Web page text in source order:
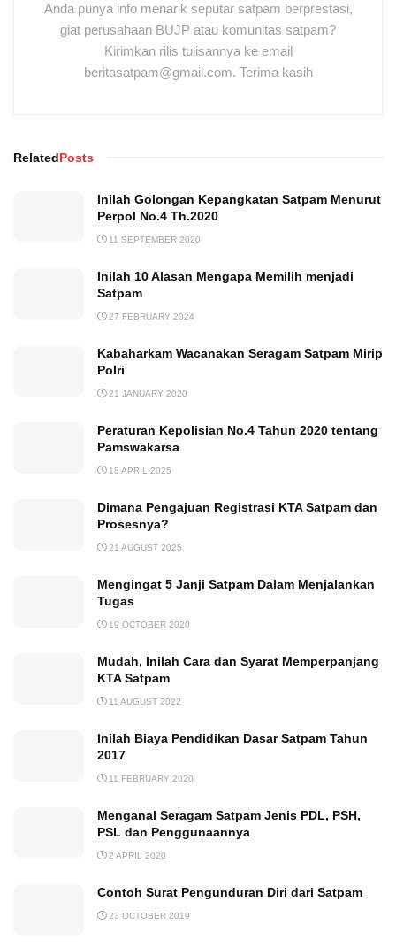
Anda punya info menarik seputar satpam berprestasi,
giat perusahaan BUJP atau komunitas satpam?
Kirimkan rilis tulisannya ke email
beritasatpam@gmail.com. Terima kasih
RelatedPosts
Inilah Golongan Kepangkatan Satpam Menurut
Perpol No.4 Th.2020
11 SEPTEMBER 2020
Inilah 10 Alasan Mengapa Memilih menjadi
Satpam
27 FEBRUARY 2024
Kabaharkam Wacanakan Seragam Satpam Mirip
Polri
21 JANUARY 2020
Peraturan Kepolisian No.4 Tahun 2020 tentang
Pamswakarsa
18 APRIL 2025
Dimana Pengajuan Registrasi KTA Satpam dan
Prosesnya?
21 AUGUST 2025
Mengingat 5 Janji Satpam Dalam Menjalankan
Tugas
19 OCTOBER 2020
Mudah, Inilah Cara dan Syarat Memperpanjang
KTA Satpam
11 AUGUST 2022
Inilah Biaya Pendidikan Dasar Satpam Tahun
2017
11 FEBRUARY 2020
Menganal Seragam Satpam Jenis PDL, PSH,
PSL dan Penggunaannya
2 APRIL 2020
Contoh Surat Pengunduran Diri dari Satpam
23 OCTOBER 2019